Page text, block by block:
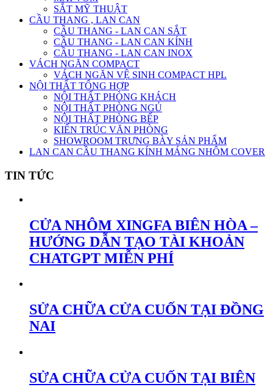
SẮT MỸ THUẬT
CẦU THANG , LAN CAN
CẦU THANG - LAN CAN SẮT
CẦU THANG - LAN CAN KÍNH
CẦU THANG - LAN CAN INOX
VÁCH NGĂN COMPACT
VÁCH NGĂN VỆ SINH COMPACT HPL
NỘI THẤT TỔNG HỢP
NỘI THẤT PHÒNG KHÁCH
NỘI THẤT PHÒNG NGỦ
NỘI THẤT PHÒNG BẾP
KIẾN TRÚC VĂN PHÒNG
SHOWROOM TRƯNG BÀY SẢN PHẨM
LAN CAN CẦU THANG KÍNH MÁNG NHÔM COVER
TIN TỨC
CỬA NHÔM XINGFA BIÊN HÒA –
HƯỚNG DẪN TẠO TÀI KHOẢN
CHATGPT MIỄN PHÍ
SỬA CHỮA CỬA CUỐN TẠI ĐỒNG
NAI
SỬA CHỮA CỬA CUỐN TẠI BIÊN